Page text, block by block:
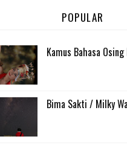
POPULAR
Kamus Bahasa Osing
Bima Sakti / Milky